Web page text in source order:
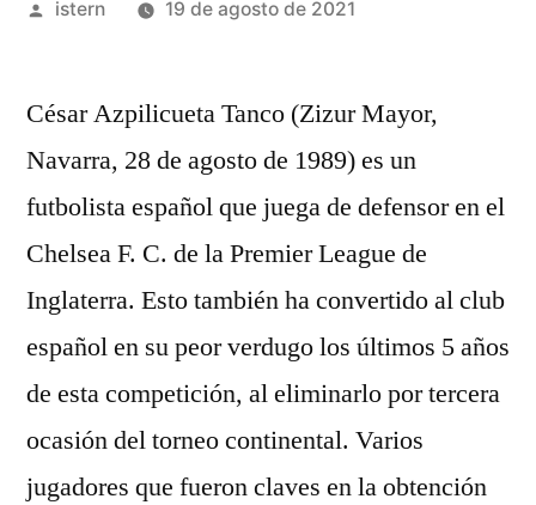
Publicado
istern 19 de agosto de 2021
César Azpilicueta Tanco (Zizur Mayor,
Navarra, 28 de agosto de 1989) es un
futbolista español que juega de defensor en el
Chelsea F. C. de la Premier League de
Inglaterra. Esto también ha convertido al club
español en su peor verdugo los últimos 5 años
de esta competición, al eliminarlo por tercera
ocasión del torneo continental. Varios
jugadores que fueron claves en la obtención